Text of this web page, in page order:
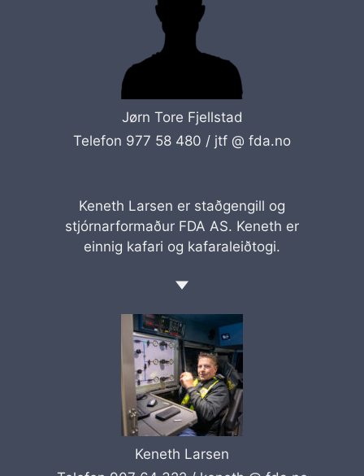
Jørn Tore Fjellstad
Telefon 977 58 480 / jtf @ fda.no
Keneth Larsen er staðgengill og
stjórnarformaður FDA AS. Keneth er
einnig kafari og kafaraleiðtogi.
Keneth Larsen